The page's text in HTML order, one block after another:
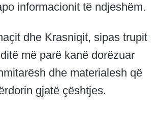
informacionit të ndjeshëm.
dhe Krasniqit, sipas trupit
më parë kanë dorëzuar
dhe materialesh që
gjatë çështjes.